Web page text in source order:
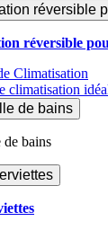
réversible
réversible
Climatisation
climatisation
de bains
de bains